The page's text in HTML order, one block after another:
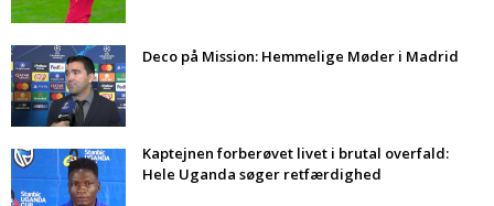
Deco på Mission: Hemmelige Møder i Madrid
Kaptejnen forberøvet livet i brutal overfald:
Hele Uganda søger retfærdighed